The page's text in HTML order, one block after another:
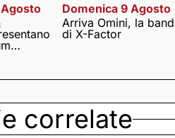
Domenica 9 Agosto
Arriva Omini, la band
di X-Factor
correlate